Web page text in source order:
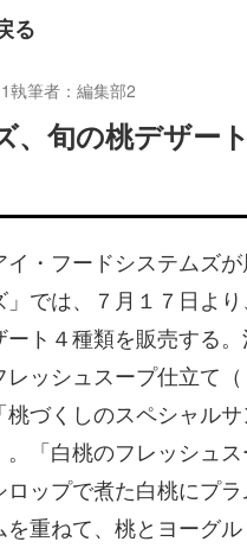
る
執筆者：編集部2
、旬の桃デザー
イ・フードシステムズ
」では、７月１７日よ
ト４種類を販売する。
レッシュスープ仕立て（
桃づくしのスペシャルサ
。「白桃のフレッシュ
ロップで煮た白桃にプラ
を重ねて、桃とヨーグ